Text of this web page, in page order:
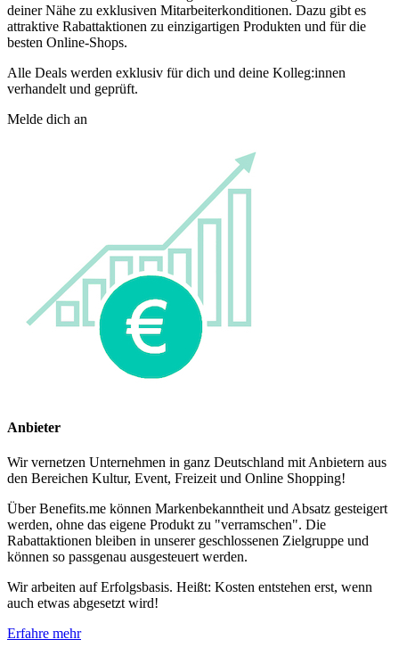
deiner Nähe zu exklusiven Mitarbeiterkonditionen. Dazu gibt es
attraktive Rabattaktionen zu einzigartigen Produkten und für die
besten Online-Shops.
Alle Deals werden exklusiv für dich und deine Kolleg:innen
verhandelt und geprüft.
Melde dich an
Anbieter
Wir vernetzen Unternehmen in ganz Deutschland mit Anbietern aus
den Bereichen Kultur, Event, Freizeit und Online Shopping!
Über Benefits.me können Markenbekanntheit und Absatz gesteigert
werden, ohne das eigene Produkt zu "verramschen". Die
Rabattaktionen bleiben in unserer geschlossenen Zielgruppe und
können so passgenau ausgesteuert werden.
Wir arbeiten auf Erfolgsbasis. Heißt: Kosten entstehen erst, wenn
auch etwas abgesetzt wird!
Erfahre mehr